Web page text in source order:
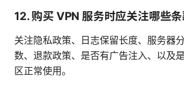
12. 购买 VPN 服务时应关注哪些条
关注隐私政策、日志保留长度、服务器
数、退款政策、是否有广告注入、以及
区正常使用。